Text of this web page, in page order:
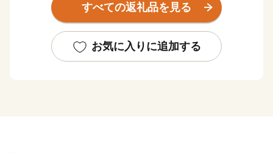
跡が発見されており、原始・古代の人々の暮らしぶりを
また、高砂は古くから景勝の地であったため、多くの歌
すべての返礼品を見る
お気に入りに追加する